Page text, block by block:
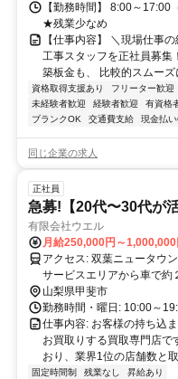
【勤務時間】 8:00～
★残業少なめ
【仕事内容】 ＼現場仕事
工事スタッフを正社員募集
築板金も、 比較的スムー
資格取得支援あり フリーター歓迎
未経験者歓迎
経験者歓迎 有資格
ブランクOK
交通費支給 現金払
同じ企業の求人
正社員
急募!【20代〜30代が
有限会社ウエル
月給250,000円～1,000,000
アクセス: 双葉ニュータウン内 BOOKOFF双葉響ヶ丘店の並びにございます 双葉
サービスエリアから車で約
山梨県甲斐市
勤務時間・曜日: 10:00～
仕事内容: お客様の持ち込
お買取りする買取専門店
おり、業界1位の店舗数と
固定時間制 残業なし 昇給あり